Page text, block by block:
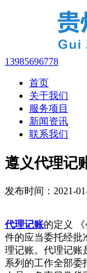
13985696778
首页
关于我们
服务项目
新闻资讯
联系我们
遵义代理记
发布时间：2021-
代理记账的定义
件的应当委托经批
理记账。 代理记账
系列的工作全部委